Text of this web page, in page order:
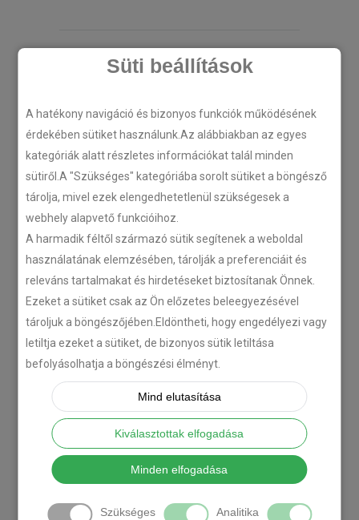
Süti beállítások
A hatékony navigáció és bizonyos funkciók működésének
érdekében sütiket használunk.Az alábbiakban az egyes
kategóriák alatt részletes információkat talál minden
sütiről.A "Szükséges" kategóriába sorolt sütiket a böngésző
tárolja, mivel ezek elengedhetetlenül szükségesek a
webhely alapvető funkcióihoz.
A harmadik féltől származó sütik segítenek a weboldal
használatának elemzésében, tárolják a preferenciáit és
releváns tartalmakat és hirdetéseket biztosítanak Önnek.
Ezeket a sütiket csak az Ön előzetes beleegyezésével
tároljuk a böngészőjében.Eldöntheti, hogy engedélyezi vagy
letiltja ezeket a sütiket, de bizonyos sütik letiltása
befolyásolhatja a böngészési élményt.
Mind elutasítása
Kiválasztottak elfogadása
Minden elfogadása
Szükséges Analitika
Plug’n’Play tempomat ISUZU
N-szériás teherautókhoz
2018-07-26
Isuzu D-MAX 2006 –
2018-06-12
Citroën C-Zero tempomat
beszerelés
2018-02-14
KATEGÓRIA
TEMPOMAT TEMPOMAT BESZERELÉS